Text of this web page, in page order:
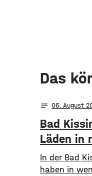
Das
notes 06. August
Bad
Läden in
In der Bad
haben in